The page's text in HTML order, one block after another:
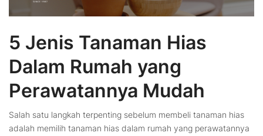
5 Jenis Tanaman Hias
Dalam Rumah yang
Perawatannya Mudah
Salah satu langkah terpenting sebelum membeli tanaman hias
adalah memilih tanaman hias dalam rumah yang perawatannya